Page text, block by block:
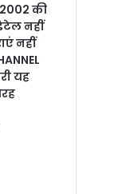
की
नहीं
नहीं
यह